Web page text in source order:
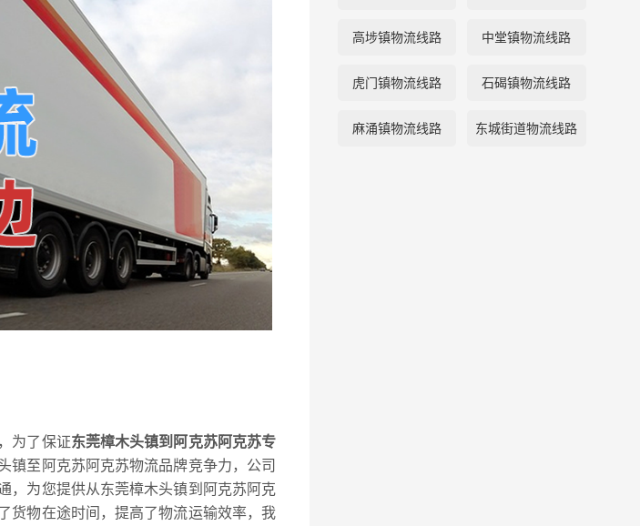
为了保证东莞樟木头镇到阿克苏阿克苏专
镇至阿克苏阿克苏物流品牌竞争力，公司
，为您提供从东莞樟木头镇到阿克苏阿克
货物在途时间，提高了物流运输效率，我
路
高埗镇物流线路 中堂镇物流线路
虎门镇物流线路 石碣镇物流线路
麻涌镇物流线路 东城街道物流线路